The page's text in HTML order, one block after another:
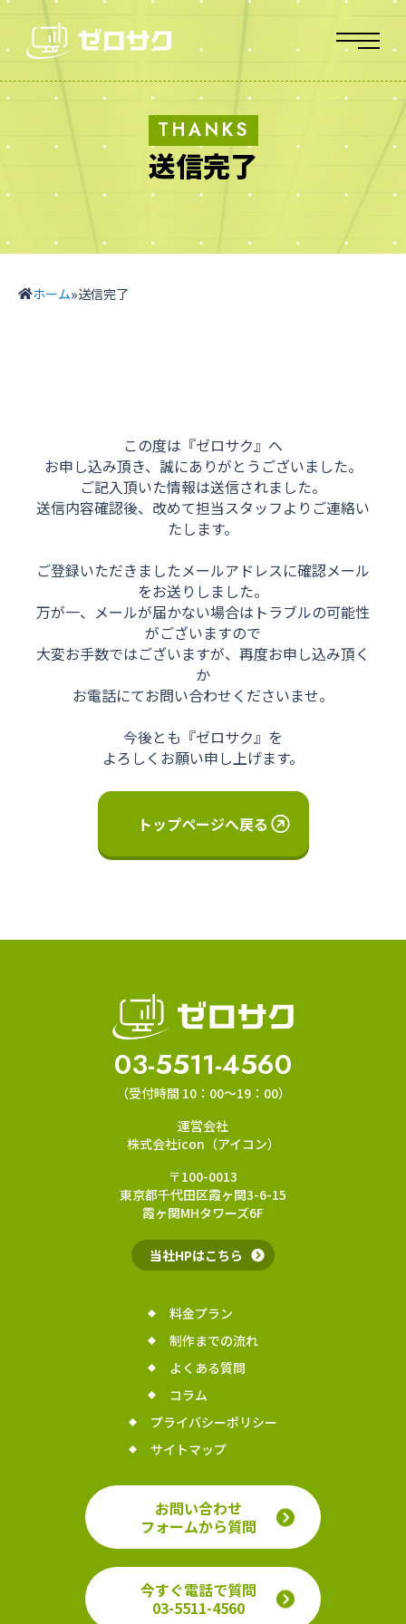
送信完了
ホーム»送信完了
この度は『ゼロサク』へ
お申し込み頂き、誠にありがとうございました。
ご記入頂いた情報は送信されました。
送信内容確認後、改めて担当スタッフよりご連絡い
たします。
ご登録いただきましたメールアドレスに確認メール
をお送りしました。
万が一、メールが届かない場合はトラブルの可能性
がございますので
大変お手数ではございますが、再度お申し込み頂く
か
お電話にてお問い合わせくださいませ。
今後とも『ゼロサク』を
よろしくお願い申し上げます。
トップページへ戻る
03-5511-4560
（受付時間 10：00～19：00）
運営会社
株式会社icon（アイコン）
〒100-0013
東京都千代田区霞ヶ関3-6-15
霞ヶ関MHタワーズ6F
当社HPはこちら
料金プラン
制作までの流れ
よくある質問
コラム
プライバシーポリシー
サイトマップ
お問い合わせ
フォームから質問
今すぐ電話で質問
03-5511-4560